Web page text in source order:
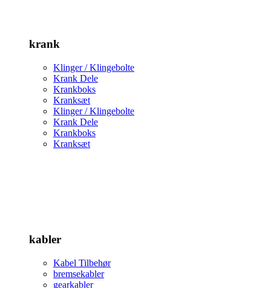
krank
Klinger / Klingebolte
Krank Dele
Krankboks
Kranksæt
Klinger / Klingebolte
Krank Dele
Krankboks
Kranksæt
kabler
Kabel Tilbehør
bremsekabler
gearkabler